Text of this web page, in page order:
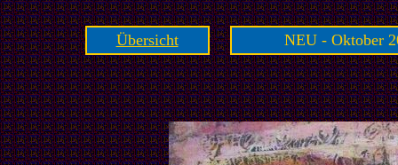
Übersicht NEU - Oktober